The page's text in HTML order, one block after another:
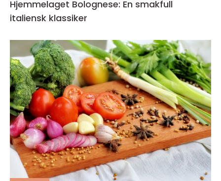
Hjemmelaget Bolognese: En smakfull
italiensk klassiker